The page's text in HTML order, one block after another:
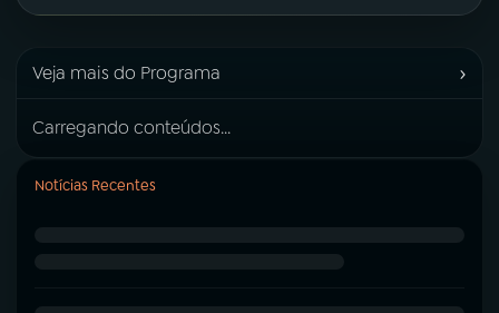
Veja mais do Programa ›
Carregando conteúdos...
Notícias Recentes